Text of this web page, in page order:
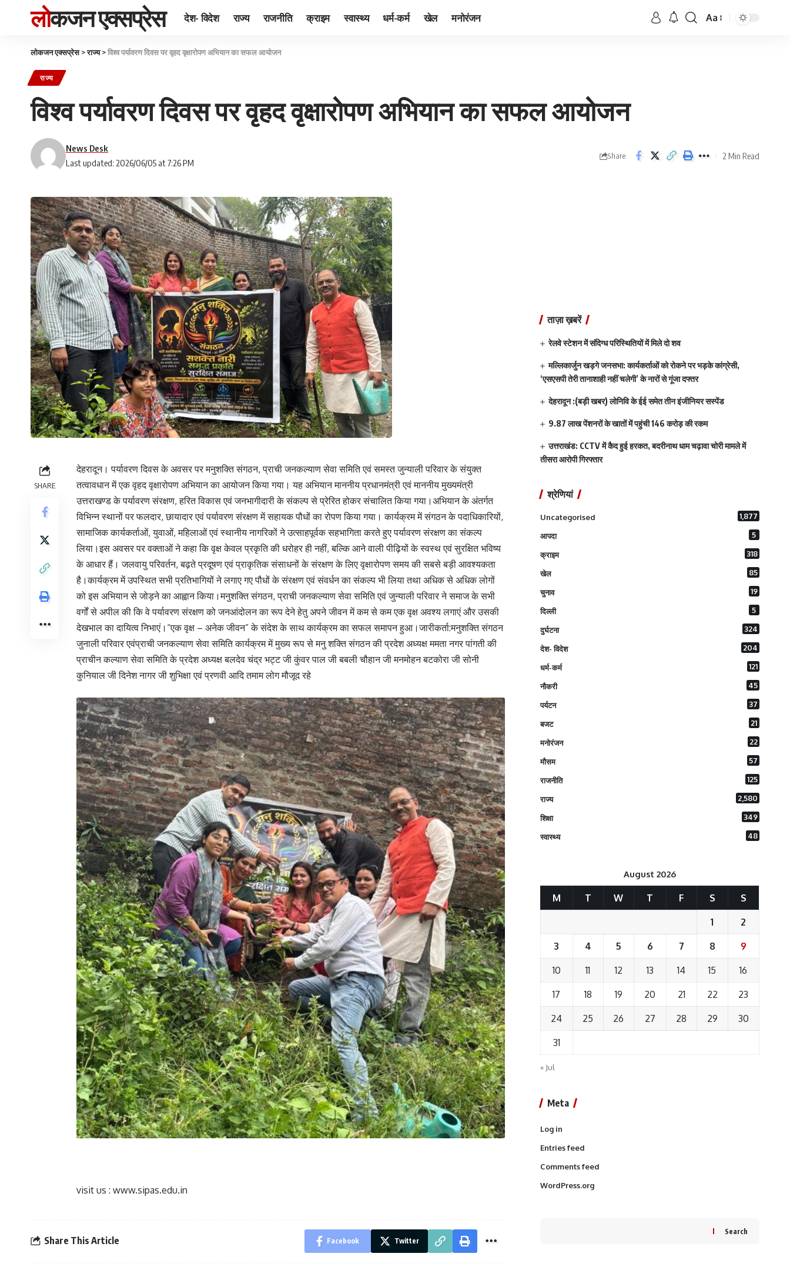
लोकजन एक्सप्रेस देश- विदेश राज्य राजनीति क्राइम स्वास्थ्य धर्म-कर्म खेल मनोरंजन Aa
लोकजन एक्सप्रेस>राज्य>विश्व पर्यावरण दिवस पर वृहद वृक्षारोपण अभियान का सफल आयोजन
राज्य
विश्व पर्यावरण दिवस पर वृहद वृक्षारोपण अभियान का सफल आयोजन
Last updated: 2026/06/05 at 7:26 PM
News Desk
Share 2 Min Read
SHARE
देहरादून। पर्यावरण दिवस के अवसर पर मनुशक्ति संगठन, प्राची जनकल्याण सेवा समिति एवं समस्त जुन्याली परिवार के संयुक्त
तत्वावधान में एक वृहद वृक्षारोपण अभियान का आयोजन किया गया। यह अभियान माननीय प्रधानमंत्री एवं माननीय मुख्यमंत्री
उत्तराखण्ड के पर्यावरण संरक्षण, हरित विकास एवं जनभागीदारी के संकल्प से प्रेरित होकर संचालित किया गया।अभियान के अंतर्गत
विभिन्न स्थानों पर फलदार, छायादार एवं पर्यावरण संरक्षण में सहायक पौधों का रोपण किया गया। कार्यक्रम में संगठन के पदाधिकारियों,
सामाजिक कार्यकर्ताओं, युवाओं, महिलाओं एवं स्थानीय नागरिकों ने उत्साहपूर्वक सहभागिता करते हुए पर्यावरण संरक्षण का संकल्प
लिया।इस अवसर पर वक्ताओं ने कहा कि वृक्ष केवल प्रकृति की धरोहर ही नहीं, बल्कि आने वाली पीढ़ियों के स्वस्थ एवं सुरक्षित भविष्य
के आधार हैं। जलवायु परिवर्तन, बढ़ते प्रदूषण एवं प्राकृतिक संसाधनों के संरक्षण के लिए वृक्षारोपण समय की सबसे बड़ी आवश्यकता
है।कार्यक्रम में उपस्थित सभी प्रतिभागियों ने लगाए गए पौधों के संरक्षण एवं संवर्धन का संकल्प भी लिया तथा अधिक से अधिक लोगों
को इस अभियान से जोड़ने का आह्वान किया।मनुशक्ति संगठन, प्राची जनकल्याण सेवा समिति एवं जुन्याली परिवार ने समाज के सभी
वर्गों से अपील की कि वे पर्यावरण संरक्षण को जनआंदोलन का रूप देने हेतु अपने जीवन में कम से कम एक वृक्ष अवश्य लगाएं और उसकी
देखभाल का दायित्व निभाएं।“एक वृक्ष – अनेक जीवन” के संदेश के साथ कार्यक्रम का सफल समापन हुआ।जारीकर्ता:मनुशक्ति संगठन
जुनाली परिवार एवंप्राची जनकल्याण सेवा समिति कार्यक्रम में मुख्य रूप से मनु शक्ति संगठन की प्रदेश अध्यक्ष ममता नगर पांगती की
प्राचीन कल्याण सेवा समिति के प्रदेश अध्यक्ष बलदेव चंद्र भट्ट जी कुंवर पाल जी बबली चौहान जी मनमोहन बटकोरा जी सोनी
कुनियाल जी दिनेश नागर जी शुभिक्षा एवं प्रणवी आदि तमाम लोग मौजूद रहे
visit us : www.sipas.edu.in
Share This Article Facebook Twitter
ताज़ा ख़बरें
रेलवे स्टेशन में संदिग्ध परिस्थितियों में मिले दो शव
मल्लिकार्जुन खड़गे जनसभा: कार्यकर्ताओं को रोकने पर भड़के कांग्रेसी,
‘एसएसपी तेरी तानाशाही नहीं चलेगी’ के नारों से गूंजा दफ्तर
देहरादून :(बड़ी खबर) लोनिवि के ईई समेत तीन इंजीनियर सस्पेंड
9.87 लाख पेंशनरों के खातों में पहुंची 146 करोड़ की रकम
उत्तराखंड: CCTV में कैद हुई हरकत, बदरीनाथ धाम चढ़ावा चोरी मामले में
तीसरा आरोपी गिरफ्तार
श्रेणियां
Uncategorised 1,877
आपदा 5
क्राइम 318
खेल 85
चुनाव 19
दिल्ली 5
दुर्घटना 324
देश- विदेश 204
धर्म-कर्म 121
नौकरी 45
पर्यटन 37
बजट 21
मनोरंजन 22
मौसम 57
राजनीति 125
राज्य 2,580
शिक्षा 349
स्वास्थ्य 48
August 2026
M T W T F S S
1 2
3 4 5 6 7 8 9
10 11 12 13 14 15 16
17 18 19 20 21 22 23
24 25 26 27 28 29 30
31
« Jul
Meta
Log in
Entries feed
Comments feed
WordPress.org
Search